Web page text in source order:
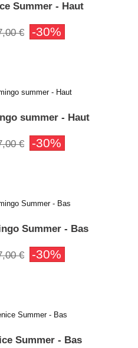
Summer - Haut
€ -30%
summer - Haut
€ -30%
Summer - Bas
€ -30%
Summer - Bas